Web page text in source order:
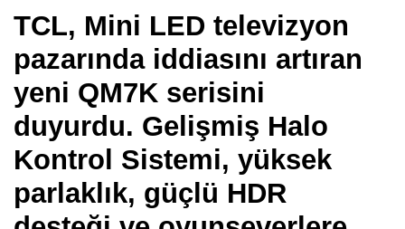
TCL, Mini LED televizyon
pazarında iddiasını artıran
yeni QM7K serisini
duyurdu. Gelişmiş Halo
Kontrol Sistemi, yüksek
parlaklık, güçlü HDR